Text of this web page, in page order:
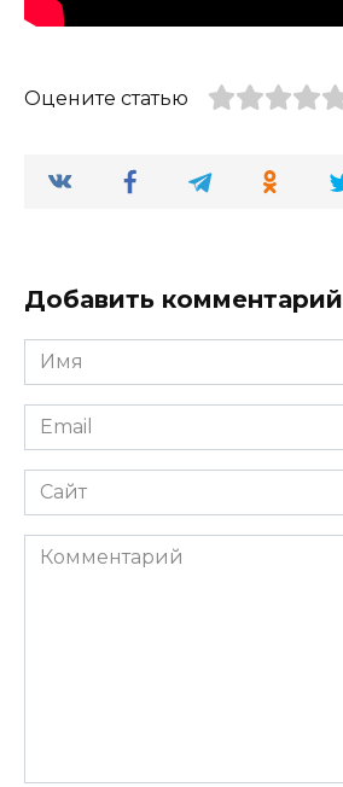
Оцените статью
Добавить комментарий
Имя
*
Email
*
Сайт
Комментарий